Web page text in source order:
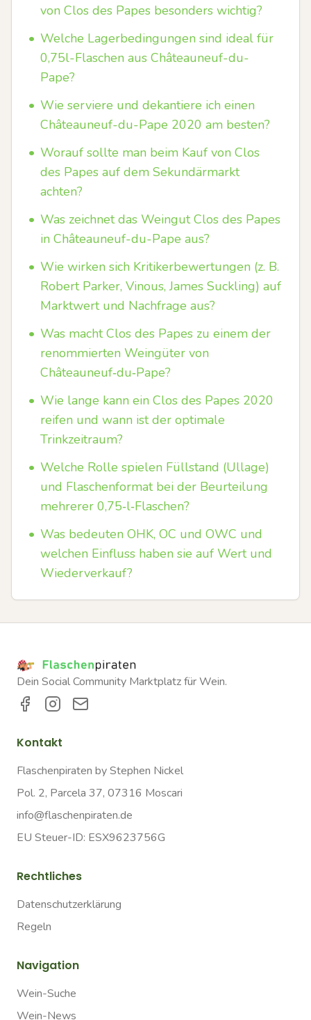
von Clos des Papes besonders wichtig?
• Welche Lagerbedingungen sind ideal für
0,75l-Flaschen aus Châteauneuf-du-
Pape?
• Wie serviere und dekantiere ich einen
Châteauneuf-du-Pape 2020 am besten?
• Worauf sollte man beim Kauf von Clos
des Papes auf dem Sekundärmarkt
achten?
• Was zeichnet das Weingut Clos des Papes
in Châteauneuf-du-Pape aus?
• Wie wirken sich Kritikerbewertungen (z. B.
Robert Parker, Vinous, James Suckling) auf
Marktwert und Nachfrage aus?
• Was macht Clos des Papes zu einem der
renommierten Weingüter von
Châteauneuf‑du‑Pape?
• Wie lange kann ein Clos des Papes 2020
reifen und wann ist der optimale
Trinkzeitraum?
• Welche Rolle spielen Füllstand (Ullage)
und Flaschenformat bei der Beurteilung
mehrerer 0,75‑l‑Flaschen?
• Was bedeuten OHK, OC und OWC und
welchen Einfluss haben sie auf Wert und
Wiederverkauf?
Dein Social Community Marktplatz für Wein.
Kontakt
Flaschenpiraten by Stephen Nickel
Pol. 2, Parcela 37, 07316 Moscari
info@flaschenpiraten.de
EU Steuer-ID: ESX9623756G
Rechtliches
Datenschutzerklärung
Regeln
Navigation
Wein-Suche
Wein-News